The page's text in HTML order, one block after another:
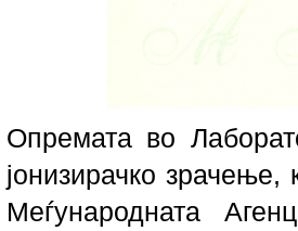
Опремата во
јонизирачко
Меѓународната